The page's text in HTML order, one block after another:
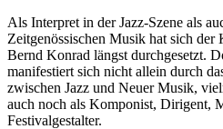
Als Interpret in der Jazz-Szene als
Zeitgenössischen Musik hat sich
Bernd Konrad längst durchgesetzt.
manifestiert sich nicht allein durch
zwischen Jazz und Neuer Musik,
auch noch als Komponist, Dirigent,
Festivalgestalter.